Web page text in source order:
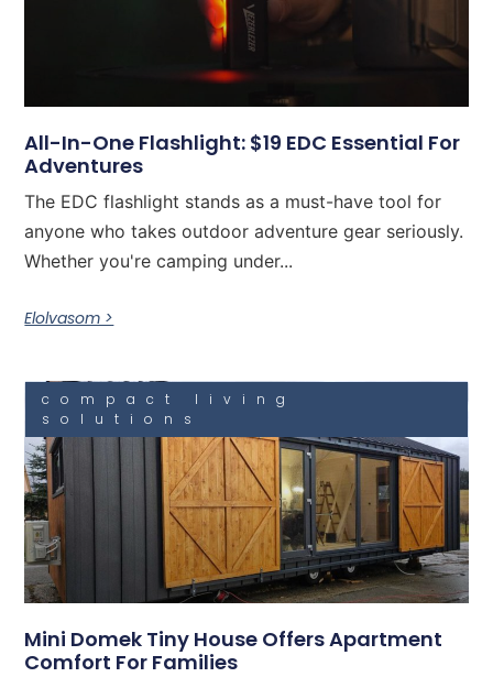
All-In-One Flashlight: $19 EDC Essential For
Adventures
The EDC flashlight stands as a must-have tool for
anyone who takes outdoor adventure gear seriously.
Whether you're camping under...
Elolvasom >
compact living
solutions
Mini Domek Tiny House Offers Apartment
Comfort For Families